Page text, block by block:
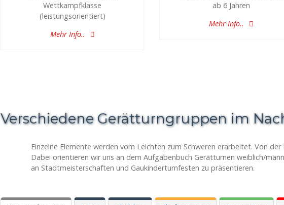
Wettkampfklasse
(leistungsorientiert)
Mehr Info..
ab 6 Jahren
Mehr Info..
Verschiedene Gerätturngruppen im
Einzelne Elemente werden vom Leichten zum Schweren erarbeitet. Von
Dabei orientieren wir uns an dem Aufgabenbuch Gerätturnen weiblich/
an Stadtmeisterschaften und Gaukinderturnfesten zu präsentieren.